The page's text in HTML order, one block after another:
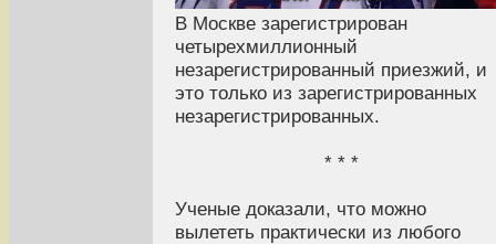
В Москве зарегистрирован
четырехмиллионный
незарегистрированный приезжий, и
это только из зарегистрированных
незарегистрированных.
* * *
Ученые доказали, что можно
вылететь практически из любого